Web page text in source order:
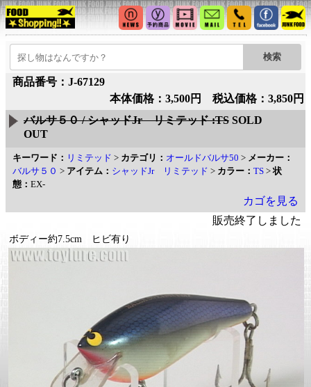
商品番号：J-67129
本体価格：3,500円 税込価格：3,850円
バルサ５０ / シャッドJr リミテッド :TS SOLD
OUT
キーワード： リミテッド > カテゴリ： オールドバルサ50 > メーカー：
バルサ５０ > アイテム： シャッドJr リミテッド > カラー： TS >状
態： EX-
カゴを見る
販売終了しました
ボディー約7.5cm ヒビ有り